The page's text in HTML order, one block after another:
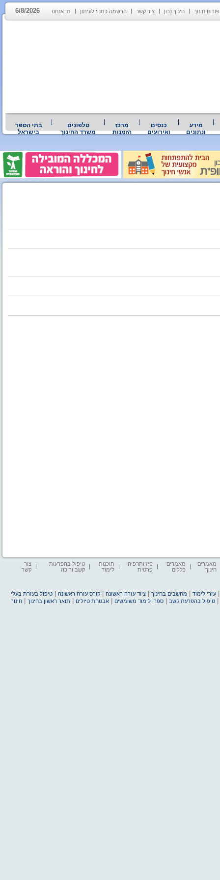
פורום חינוך חינוך נכון צור קשר הרשמה כמנוי לעיתון מי אנחנו 6/8/2026
מידע
ונתונים
כנסים
ואירועים
מרכז
הזמנות
טלפונים
משרד החינוך
בתי הספר
בישראל
מאמרים
חינוך
מאמרים
כללים
פיזיותרפיה
פרטית
תוכנות
לימוד
טיפול בהפרעות
קשב וריכוז
צור
קשר
עזרי לימוד מחשבים בחינוך |ציוד עזרה ראשונה |קורס עזרה ראשונה |טיפול בעזרת בעלי
|טיפול בהפרעת קשב |ספרי לימוד משומשים |אבטחת טיולים תואר ראשון בחינוך |חינוך